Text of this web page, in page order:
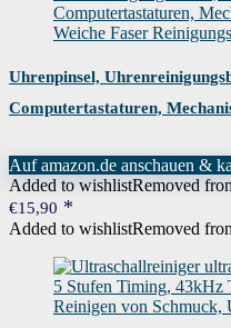
Uhrenpinsel,
Computertastaturen,
Auf amazon.de anschauen &
Added to wishlistRemoved
€15,90
Added to wishlistRemoved